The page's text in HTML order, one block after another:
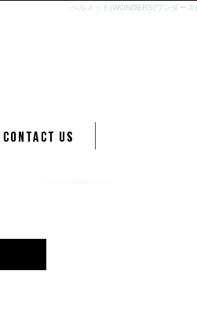
ヘルメット|WONDERS(ワンダース)